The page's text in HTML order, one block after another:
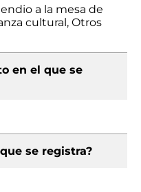
a la mesa de
cultural, Otros
en el que se
se registra?